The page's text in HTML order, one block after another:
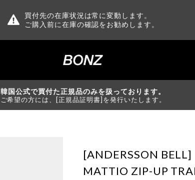
買付先の在庫状況は常に変動します。
ご購入前に在庫の確認をお勧めします。
韓国公式で買付た正規品のみを扱っております。
ご希望の方には、[正規品証明書]を発行いたします。
[ANDERSSON
MATTIO ZIP-UP